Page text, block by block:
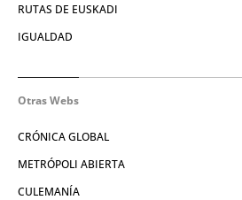
RUTAS DE EUSKADI
IGUALDAD
Otras Webs
CRÓNICA GLOBAL
METRÓPOLI ABIERTA
CULEMANÍA